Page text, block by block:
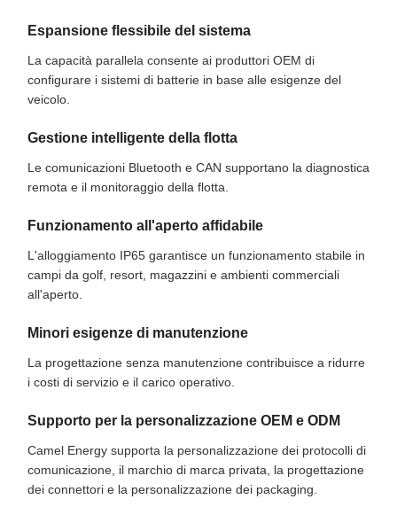
Espansione flessibile del sistema
La capacità parallela consente ai produttori OEM di
configurare i sistemi di batterie in base alle esigenze del
veicolo.
Gestione intelligente della flotta
Le comunicazioni Bluetooth e CAN supportano la diagnostica
remota e il monitoraggio della flotta.
Funzionamento all'aperto affidabile
L'alloggiamento IP65 garantisce un funzionamento stabile in
campi da golf, resort, magazzini e ambienti commerciali
all'aperto.
Minori esigenze di manutenzione
La progettazione senza manutenzione contribuisce a ridurre
i costi di servizio e il carico operativo.
Supporto per la personalizzazione OEM e ODM
Camel Energy supporta la personalizzazione dei protocolli di
comunicazione, il marchio di marca privata, la progettazione
dei connettori e la personalizzazione dei packaging.